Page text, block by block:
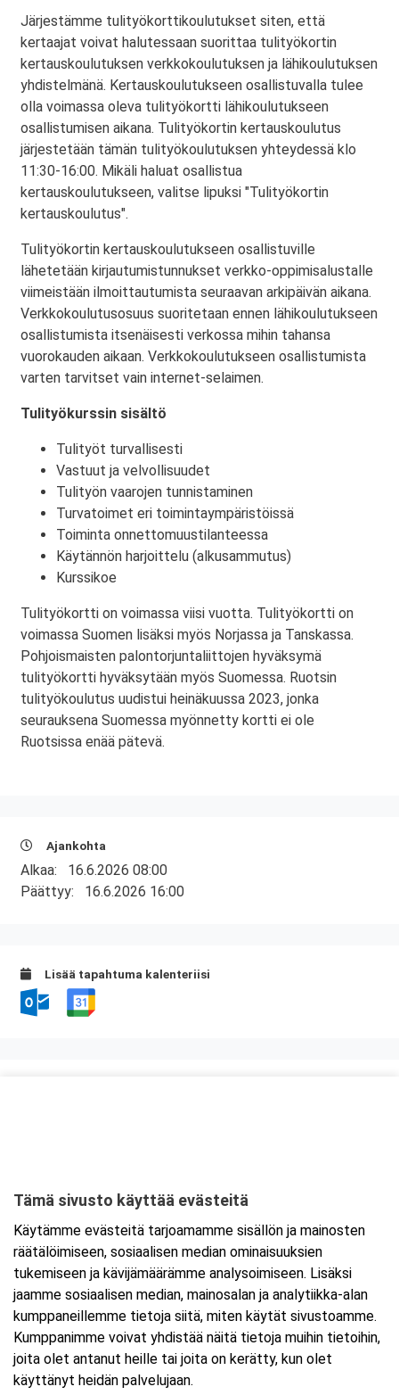
Järjestämme tulityökorttikoulutukset siten, että
kertaajat voivat halutessaan suorittaa tulityökortin
kertauskoulutuksen verkkokoulutuksen ja lähikoulutuksen
yhdistelmänä. Kertauskoulutukseen osallistuvalla tulee
olla voimassa oleva tulityökortti lähikoulutukseen
osallistumisen aikana. Tulityökortin kertauskoulutus
järjestetään tämän tulityökoulutuksen yhteydessä klo
11:30-16:00. Mikäli haluat osallistua
kertauskoulutukseen, valitse lipuksi "Tulityökortin
kertauskoulutus".
Tulityökortin kertauskoulutukseen osallistuville
lähetetään kirjautumistunnukset verkko-oppimisalustalle
viimeistään ilmoittautumista seuraavan arkipäivän aikana.
Verkkokoulutusosuus suoritetaan ennen lähikoulutukseen
osallistumista itsenäisesti verkossa mihin tahansa
vuorokauden aikaan. Verkkokoulutukseen osallistumista
varten tarvitset vain internet-selaimen.
Tulityökurssin sisältö
Tulityöt turvallisesti
Vastuut ja velvollisuudet
Tulityön vaarojen tunnistaminen
Turvatoimet eri toimintaympäristöissä
Toiminta onnettomuustilanteessa
Käytännön harjoittelu (alkusammutus)
Kurssikoe
Tulityökortti on voimassa viisi vuotta. Tulityökortti on
voimassa Suomen lisäksi myös Norjassa ja Tanskassa.
Pohjoismaisten palontorjuntaliittojen hyväksymä
tulityökortti hyväksytään myös Suomessa. Ruotsin
tulityökoulutus uudistui heinäkuussa 2023, jonka
seurauksena Suomessa myönnetty kortti ei ole
Ruotsissa enää pätevä.
Ajankohta
Alkaa: 16.6.2026 08:00
Päättyy: 16.6.2026 16:00
Lisää tapahtuma kalenteriisi
Tarkempi kartta ja ajo-ohjeet
Tämä sivusto käyttää evästeitä
Käytämme evästeitä tarjoamamme sisällön ja mainosten
räätälöimiseen, sosiaalisen median ominaisuuksien
tukemiseen ja kävijämäärämme analysoimiseen. Lisäksi
jaamme sosiaalisen median, mainosalan ja analytiikka-alan
kumppaneillemme tietoja siitä, miten käytät sivustoamme.
Kumppanimme voivat yhdistää näitä tietoja muihin tietoihin,
joita olet antanut heille tai joita on kerätty, kun olet
käyttänyt heidän palvelujaan.